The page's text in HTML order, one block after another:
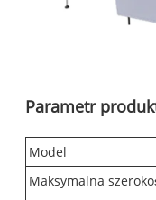
Parametr
Model
Maksymalna